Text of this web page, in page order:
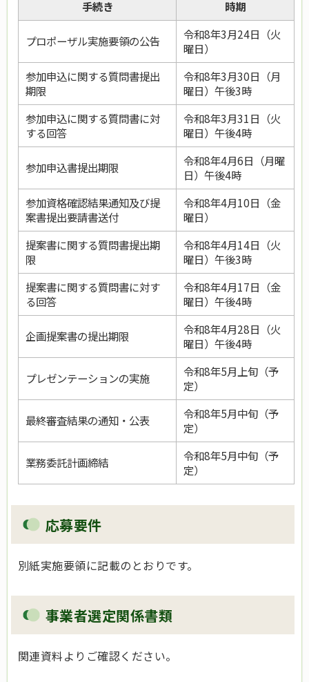
手続き 時期
プロポーザル実施要領の公告
令和8年3月24日（火
曜日）
参加申込に関する質問書提出
期限
令和8年3月30日（月
曜日）午後3時
参加申込に関する質問書に対
する回答
令和8年3月31日（火
曜日）午後4時
参加申込書提出期限
令和8年4月6日（月曜
日）午後4時
参加資格確認結果通知及び提
案書提出要請書送付
令和8年4月10日（金
曜日）
提案書に関する質問書提出期
限
令和8年4月14日（火
曜日）午後3時
提案書に関する質問書に対す
る回答
令和8年4月17日（金
曜日）午後4時
企画提案書の提出期限
令和8年4月28日（火
曜日）午後4時
プレゼンテーションの実施
令和8年5月上旬（予
定）
最終審査結果の通知・公表
令和8年5月中旬（予
定）
業務委託計画締結
令和8年5月中旬（予
定）
応募要件
別紙実施要領に記載のとおりです。
事業者選定関係書類
関連資料よりご確認ください。